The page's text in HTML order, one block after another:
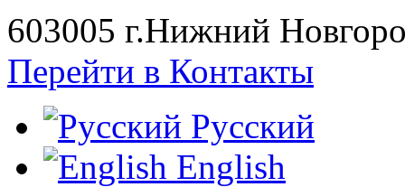
603005 г.Нижний
Перейти в Контакты
Русский
English